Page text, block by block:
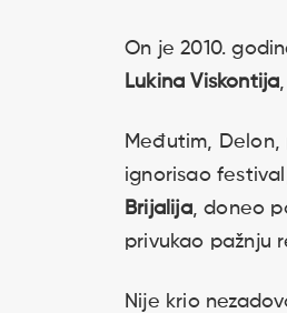
On je 2010.
Lukina Viskontija
Međutim,
ignorisao
Brijalija, doneo
privukao pažnju
Nije krio